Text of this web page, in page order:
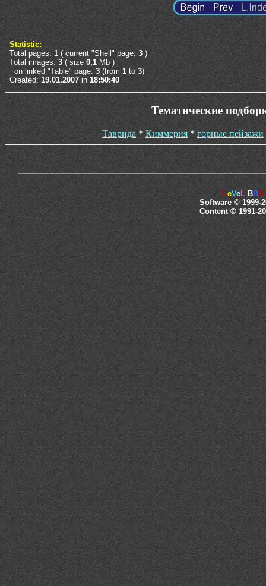
Statistic:
Total pages:1( current "Shell" page: 3 )
Total images:3 ( size 0,1 Mb )
on linked "Table" page:3 (from 1 to 3)
Created: 19.01.2007in 18:50:40
Тематические
Таврида* Киммерия *горные пейзажи
LeVe L BBS
Software © 1999-
Content © 1991-